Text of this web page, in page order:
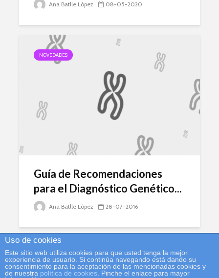
Ana Batlle López 08-05-2020
NOVEDADES
Guía de Recomendaciones
para el Diagnóstico Genético...
Ana Batlle López 28-07-2016
©GCECGH |Contacto|Nota Legal|Política de Cookies
Uso de cookies
Este sitio web utiliza cookies para que usted tenga la mejor
experiencia de usuario. Si continúa navegando está dando su
consentimiento para la aceptación de las mencionadas cookies y
de nuestra política de cookies . Pinche el enlace para mayor